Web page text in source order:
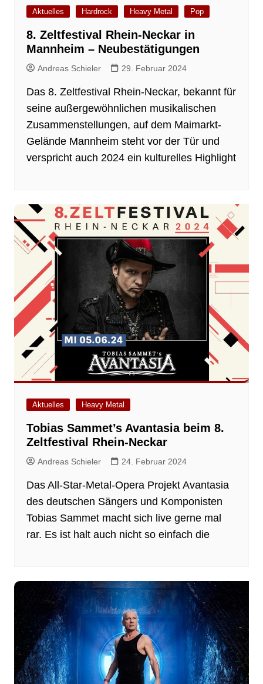
Aktuelles Hardrock Heavy Metal Pop
8. Zeltfestival Rhein-Neckar in
Mannheim – Neubestätigungen
Andreas Schieler 29. Februar 2024
Das 8. Zeltfestival Rhein-Neckar, bekannt für
seine außergewöhnlichen musikalischen
Zusammenstellungen, auf dem Maimarkt-
Gelände Mannheim steht vor der Tür und
verspricht auch 2024 ein kulturelles Highlight
Aktuelles Heavy Metal
Tobias Sammet’s Avantasia beim 8.
Zeltfestival Rhein-Neckar
Andreas Schieler 24. Februar 2024
Das All-Star-Metal-Opera Projekt Avantasia
des deutschen Sängers und Komponisten
Tobias Sammet macht sich live gerne mal
rar. Es ist halt auch nicht so einfach die